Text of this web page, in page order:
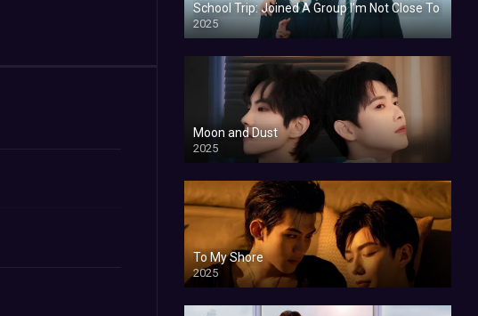
School Trip: Joined A Group I’m Not Close To
2025
Moon and Dust
2025
To My Shore
2025